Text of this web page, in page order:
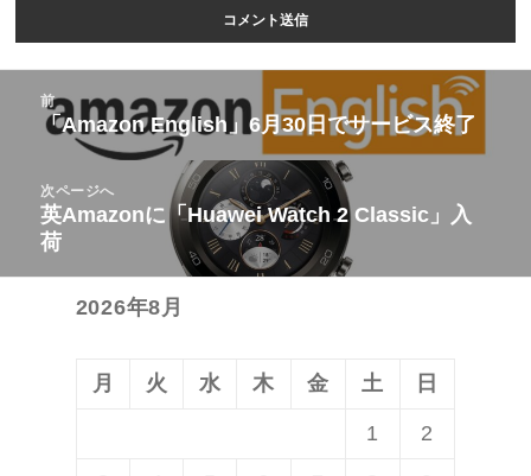
前
前
投
稿:
「Amazon English」6月30日でサービス終了
次ページへ
次
の
投
英Amazonに「Huawei Watch 2 Classic」入
荷
2026年8月
月 火 水 木 金 土 日
1 2